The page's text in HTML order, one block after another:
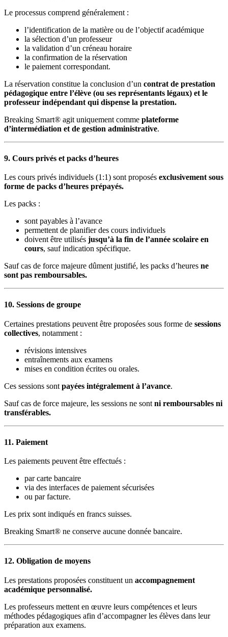
Le processus comprend généralement :
l’identification de la matière ou de l’objectif académique
la sélection d’un professeur
la validation d’un créneau horaire
la confirmation de la réservation
le paiement correspondant.
La réservation constitue la conclusion d’un contrat de prestation
pédagogique entre l’élève (ou ses représentants légaux) et le
professeur indépendant qui dispense la prestation.
Breaking Smart® agit uniquement comme plateforme
d’intermédiation et de gestion administrative.
9. Cours privés et packs d’heures
Les cours privés individuels (1:1) sont proposés exclusivement sous
forme de packs d’heures prépayés.
Les packs :
sont payables à l’avance
permettent de planifier des cours individuels
doivent être utilisés jusqu’à la fin de l’année scolaire en
cours, sauf indication spécifique.
Sauf cas de force majeure dûment justifié, les packs d’heures ne
sont pas remboursables.
10. Sessions de groupe
Certaines prestations peuvent être proposées sous forme de sessions
collectives, notamment :
révisions intensives
entraînements aux examens
mises en condition écrites ou orales.
Ces sessions sont payées intégralement à l’avance.
Sauf cas de force majeure, les sessions ne sont ni remboursables ni
transférables.
11. Paiement
Les paiements peuvent être effectués :
par carte bancaire
via des interfaces de paiement sécurisées
ou par facture.
Les prix sont indiqués en francs suisses.
Breaking Smart® ne conserve aucune donnée bancaire.
12. Obligation de moyens
Les prestations proposées constituent un accompagnement
académique personnalisé.
Les professeurs mettent en œuvre leurs compétences et leurs
méthodes pédagogiques afin d’accompagner les élèves dans leur
préparation aux examens.